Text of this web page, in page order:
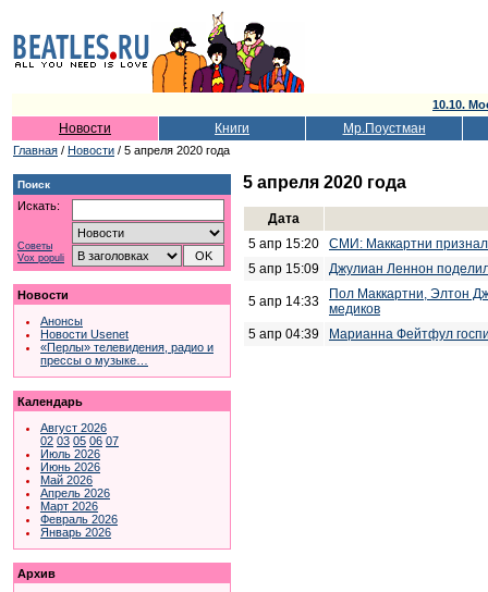
10.10.
Новости Книги Мр.Поустман
Главная / Новости / 5 апреля 2020 года
Поиск
Искать:
Советы
Vox populi
Новости
Анонсы
Новости Usenet
«Перлы» телевидения, радио и
прессы о музыке…
Календарь
Август 2026
02 03 05 06 07
Июль 2026
Июнь 2026
Май 2026
Апрель 2026
Март 2026
Февраль 2026
Январь 2026
Архив
5 апреля 2020 года
Дата
5 апр 15:20
СМИ: Маккартни
5 апр 15:09
Джулиан Леннон
5 апр 14:33
Пол Маккартни, Элтон
медиков
5 апр 04:39
Марианна Фейтфул